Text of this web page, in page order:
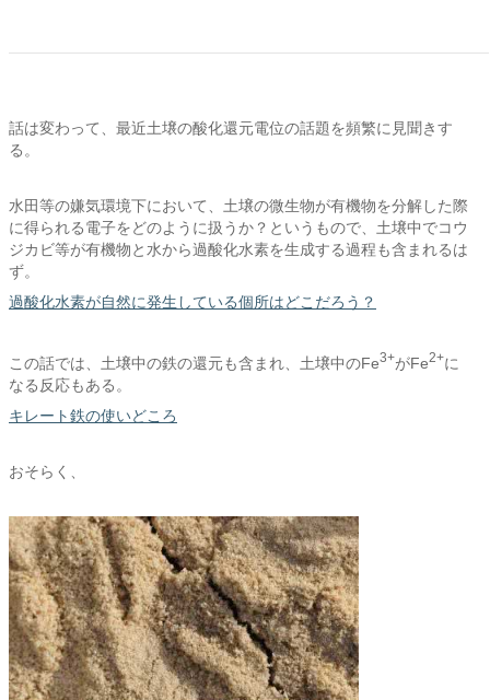
話は変わって、最近土壌の酸化還元電位の話題を頻繁に見聞きす
る。
水田等の嫌気環境下において、土壌の微生物が有機物を分解した際
に得られる電子をどのように扱うか？というもので、土壌中でコウ
ジカビ等が有機物と水から過酸化水素を生成する過程も含まれるは
ず。
過酸化水素が自然に発生している個所はどこだろう？
この話では、土壌中の鉄の還元も含まれ、土壌中のFe3+がFe2+に
なる反応もある。
キレート鉄の使いどころ
おそらく、